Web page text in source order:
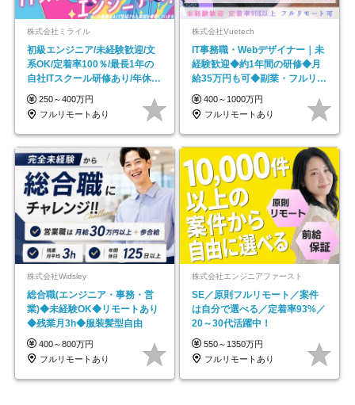
株式会社ミライル
初級エンジニア/未経験歓迎/文
系OK/定着率100％/最長1年の
自社ITスクール研修あり/年休
130日
250～400万円
フルリモートあり
株式会社Vuetech
IT事務職・Webデザイナー｜未
経験歓迎◆約1年間の研修◆月
給35万円も可◆副業・フルリモ
ート可◆年休126日
400～1000万円
フルリモートあり
株式会社Widsley
総合職(エンジニア・事務・営
業)◆未経験OK◆リモートあり
◆残業月3h◆服装髪型自由
400～800万円
フルリモートあり
株式会社エンジニアファースト
SE／原則フルリモート／案件
は自分で選べる／定着率93%／
20～30代活躍中！
550～1350万円
フルリモートあり